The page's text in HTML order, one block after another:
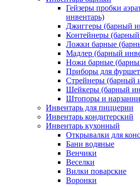
Гейзеры пробки
инвентарь)
Джиггеры (барный
Контейнеры (барный
Ложки барные
Мадлер (барный
Ножи барные
Приборы для
Стрейнеры (барный
Шейкеры (барный
Штопоры и
Инвентарь для пиццерии
Инвентарь кондитерский
Инвентарь кухонный
Открывалки для
Бани водяные
Венчики
Веселки
Вилки поварские
Воронки